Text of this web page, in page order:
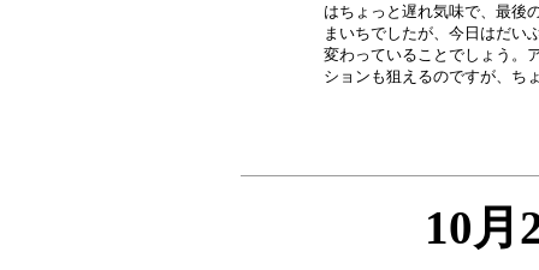
はちょっと遅れ気味で、最後
まいちでしたが、今日はだい
変わっていることでしょう。
10月